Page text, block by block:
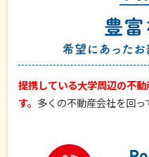
提携している大学周辺の不
す。 多くの不動産会社を回っ